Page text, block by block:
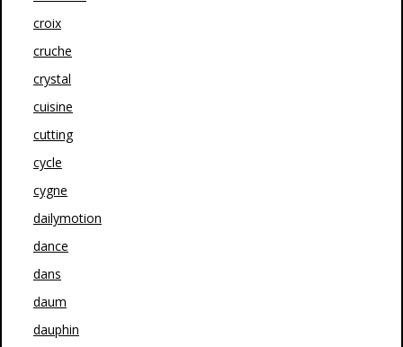
croix
cruche
crystal
cuisine
cutting
cycle
cygne
dailymotion
dance
dans
daum
dauphin